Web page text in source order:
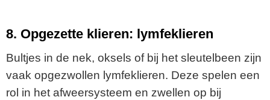
8. Opgezette klieren: lymfeklieren
Bultjes in de nek, oksels of bij het sleutelbeen zijn
vaak opgezwollen lymfeklieren. Deze spelen een
rol in het afweersysteem en zwellen op bij